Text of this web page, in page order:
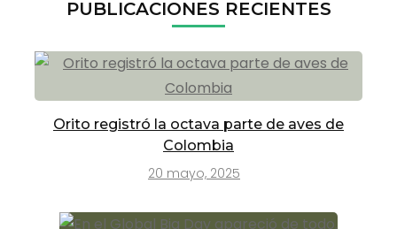
PUBLICACIONES RECIENTES
Orito registró la octava parte de aves de
Colombia
20 mayo, 2025